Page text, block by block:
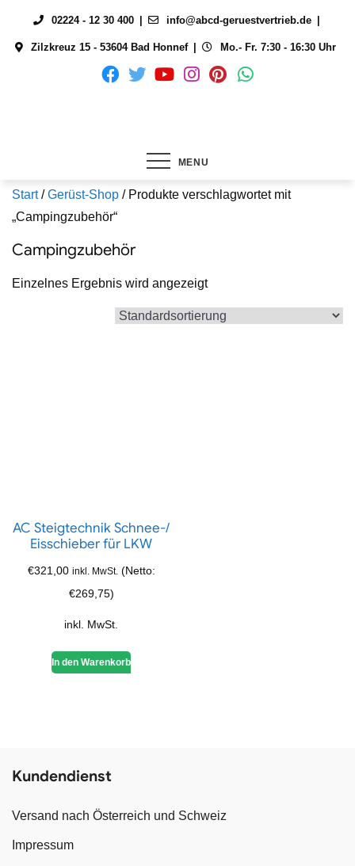
content
02224 - 12 30 400 info@abcd-geruestvertrieb.de
Zilzkreuz 15 - 53604 Bad Honnef Mo.- Fr. 7:30 - 16:30 Uhr
MENU
Start/Gerüst-Shop / Produkte verschlagwortet mit
„Campingzubehör“
Campingzubehör
Einzelnes Ergebnis wird angezeigt
AC Steigtechnik Schnee-/
Eisschieber für LKW
€321,00 inkl. MwSt. (Netto:
€269,75)
inkl. MwSt.
In den Warenkorb
Kundendienst
Versand nach Österreich und Schweiz
Impressum